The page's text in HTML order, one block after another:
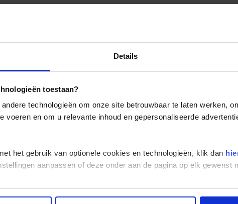
Details
toestaan?
technologieën om onze site betrouwbaar te laten werken,
voeren en om u relevante inhoud en gepersonaliseerde
het gebruik van optionele cookies en technologieën, klik dan
aanpassen of deze onder aan de pagina op elk gewenst